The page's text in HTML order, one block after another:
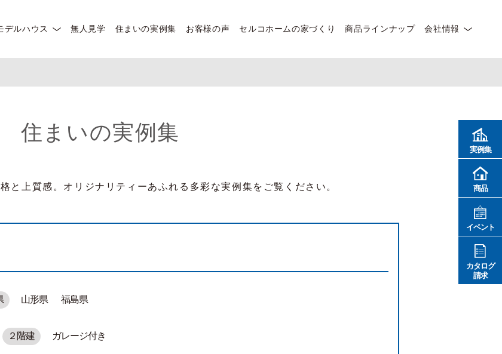
デルハウス 無人見学 住まいの実例集 お客様の声 セルコホームの家づくり 商品ラインナップ 会社情報
住まいの実例集
と上質感。オリジナリティーあふれる多彩な実例集をご覧ください。
山形県 福島県
２階建 ガレージ付き
実例集
商品
イベント
カタログ
請求